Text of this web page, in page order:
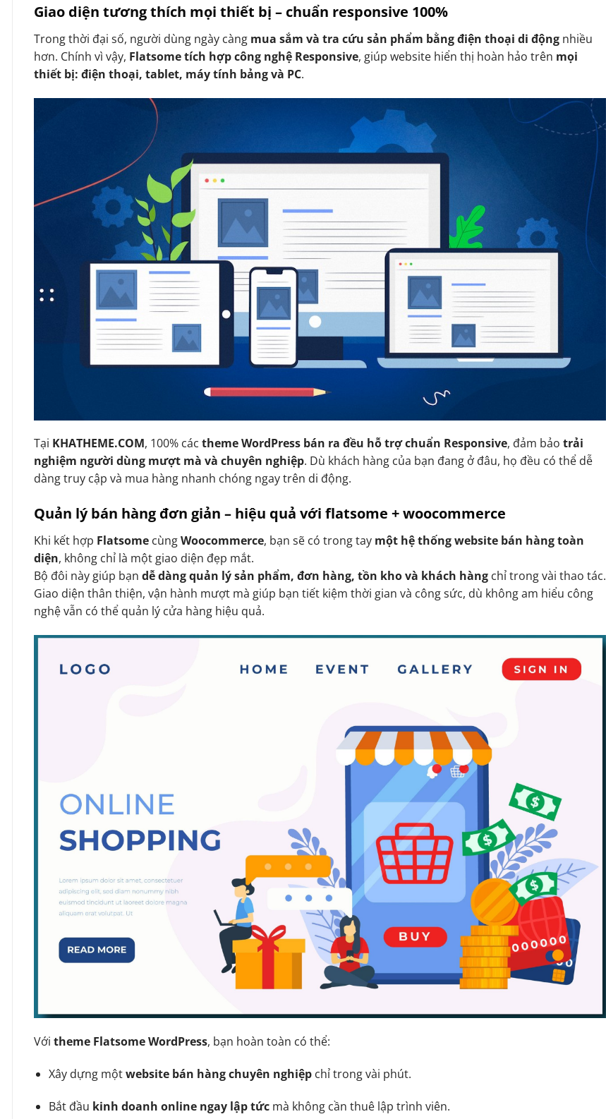
Giao diện tương thích mọi thiết bị – chuẩn responsive 100%
Trong thời đại số, người dùng ngày càng mua sắm và tra cứu sản phẩm bằng điện thoại di động nhiều
hơn. Chính vì vậy, Flatsome tích hợp công nghệ Responsive, giúp website hiển thị hoàn hảo trên mọi
thiết bị: điện thoại, tablet, máy tính bảng và PC.
Tại KHATHEME.COM, 100% các theme WordPress bán ra đều hỗ trợ chuẩn Responsive, đảm bảo trải
nghiệm người dùng mượt mà và chuyên nghiệp. Dù khách hàng của bạn đang ở đâu, họ đều có thể dễ
dàng truy cập và mua hàng nhanh chóng ngay trên di động.
Quản lý bán hàng đơn giản – hiệu quả với flatsome + woocommerce
Khi kết hợp Flatsome cùngWoocommerce, bạn sẽ có trong tay một hệ thống website bán hàng toàn
diện, không chỉ là một giao diện đẹp mắt.
Bộ đôi này giúp bạn dễ dàng quản lý sản phẩm, đơn hàng, tồn kho và khách hàng chỉ trong vài thao tác.
Giao diện thân thiện, vận hành mượt mà giúp bạn tiết kiệm thời gian và công sức, dù không am hiểu công
nghệ vẫn có thể quản lý cửa hàng hiệu quả.
Với theme Flatsome WordPress, bạn hoàn toàn có thể:
Xây dựng mộtwebsite bán hàng chuyên nghiệpchỉ trong vài phút.
Bắt đầu kinh doanh online ngay lập tứcmà không cần thuê lập trình viên.